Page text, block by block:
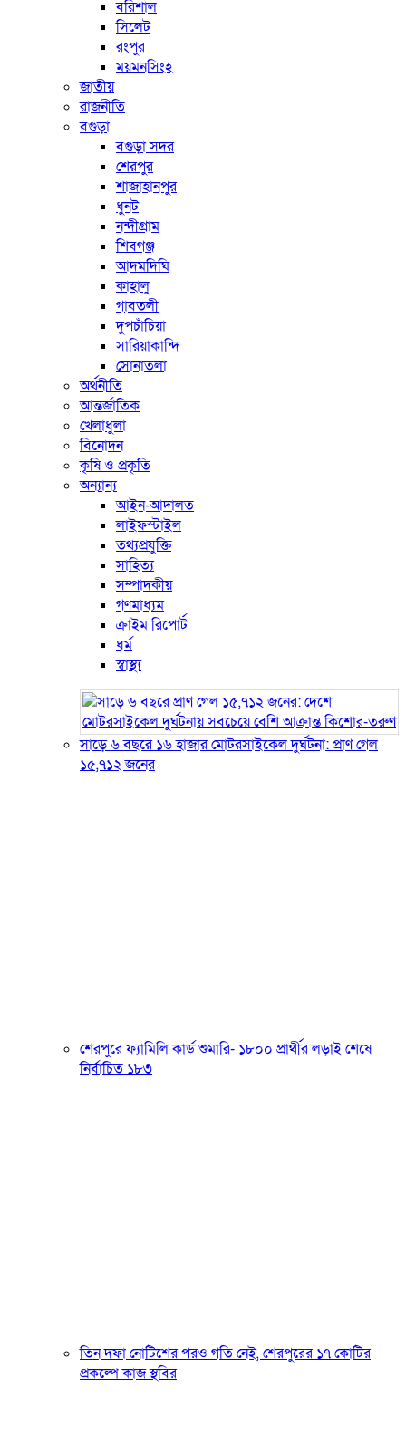
বরিশাল
সিলেট
রংপুর
ময়মনসিংহ
জাতীয়
রাজনীতি
বগুড়া
বগুড়া সদর
শেরপুর
শাজাহানপুর
ধুনট
নন্দীগ্রাম
শিবগঞ্জ
আদমদিঘি
কাহালু
গাবতলী
দুপচাঁচিয়া
সারিয়াকান্দি
সোনাতলা
অর্থনীতি
আন্তর্জাতিক
খেলাধুলা
বিনোদন
কৃষি ও প্রকৃতি
অন্যান্য
আইন-আদালত
লাইফস্টাইল
তথ্যপ্রযুক্তি
সাহিত্য
সম্পাদকীয়
গণমাধ্যম
ক্রাইম রিপোর্ট
ধর্ম
স্বাস্থ্য
সাড়ে ৬ বছরে ১৬ হাজার মোটরসাইকেল দুর্ঘটনা: প্রাণ গেল
১৫,৭১২ জনের
শেরপুরে ফ্যামিলি কার্ড শুমারি- ১৮০০ প্রার্থীর লড়াই শেষে
নির্বাচিত ১৮৩
তিন দফা নোটিশের পরও গতি নেই, শেরপুরের ১৭ কোটির
প্রকল্পে কাজ স্থবির